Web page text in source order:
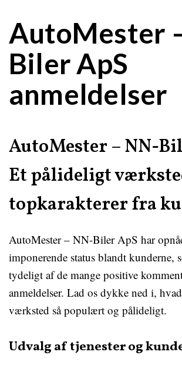
AutoMester
Biler ApS
anmeldelser
AutoMester – NN-
Et pålideligt
topkarakterer fra
AutoMester – NN-Biler ApS har
imponerende status blandt kunderne,
tydeligt af de mange positive
anmeldelser. Lad os dykke ned i,
værksted så populært og pålideligt.
Udvalg af tjenester og